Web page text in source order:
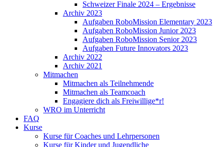
Schweizer Finale 2024 – Ergebnisse
Archiv 2023
Aufgaben RoboMission Elementary 2023
Aufgaben RoboMission Junior 2023
Aufgaben RoboMission Senior 2023
Aufgaben Future Innovators 2023
Archiv 2022
Archiv 2021
Mitmachen
Mitmachen als Teilnehmende
Mitmachen als Teamcoach
Engagiere dich als Freiwillige*r!
WRO im Unterricht
FAQ
Kurse
Kurse für Coaches und Lehrpersonen
Kurse für Kinder und Jugendliche